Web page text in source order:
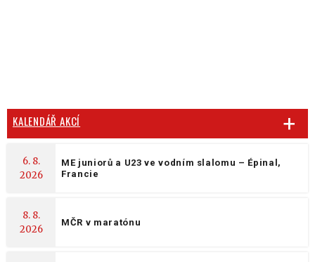
KALENDÁŘ AKCÍ
6. 8.
2026
ME juniorů a U23 ve vodním slalomu – Épinal,
Francie
8. 8.
2026
MČR v maratónu